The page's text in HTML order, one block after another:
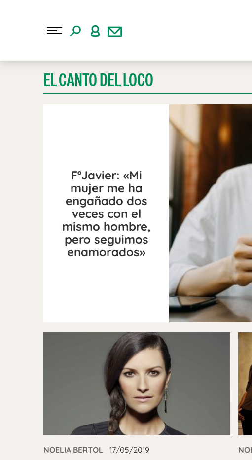
EL CANTO DEL LOCO
FºJavier: «Mi
mujer me ha
engañado dos
veces con el
mismo hombre,
pero seguimos
enamorados»
NOELIA BERTOL 17/05/2019